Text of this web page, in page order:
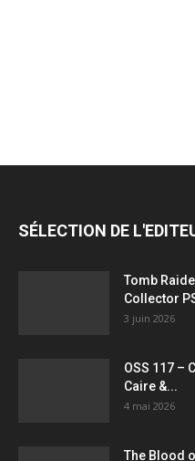
SÉLECTION DE
Tomb
Collector
3 juin 2026
OSS 117 –
Caire &...
4 mai 2026
The Blood